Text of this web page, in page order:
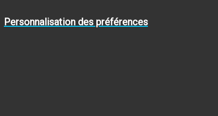
Personnalisation des préférences